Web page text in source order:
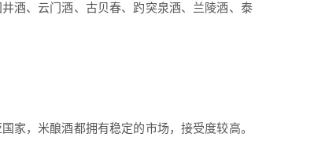
酒、云门酒、古贝春、趵突泉酒、兰陵酒、泰
，米酿酒都拥有稳定的市场，接受度较高。